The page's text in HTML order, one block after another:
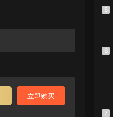
立即购买
5
6
7